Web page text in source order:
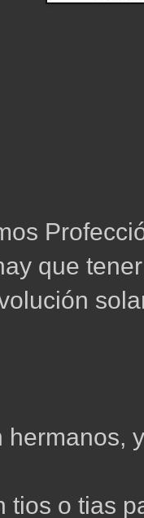
que
hermanos,
tios o tias